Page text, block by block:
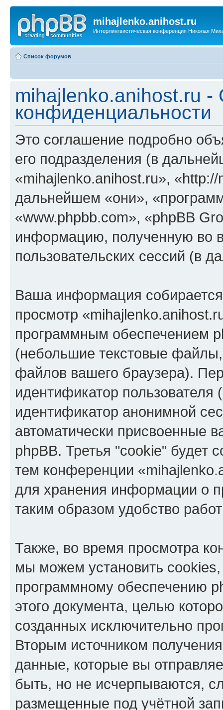
mihajlenko.anihost.ru
Интерлингвистическая конференция Николая
Список форумов
mihajlenko.anihost.ru -
конфиденциальности
Это соглашение подробно
его подразделения (в
«mihajlenko.anihost.ru»,
дальнейшем «они»,
«www.phpbb.com», «phpBB
информацию, полученную во
пользовательских сессий (в
Ваша информация
просмотр
программным обеспечением
(небольшие текстовые
файлов вашего браузера).
идентификатор
идентификатор анонимной
автоматически присвоенные
phpBB. Третья "cookie" будет
тем конференции
для хранения информации о
таким образом удобство
Также, во время просмотра
мы можем установить
программному обеспечению
этого документа, целью
созданных исключительно
Вторым источником
данные, которые вы
быть, но не исчерпываются,
размещенные под учётной